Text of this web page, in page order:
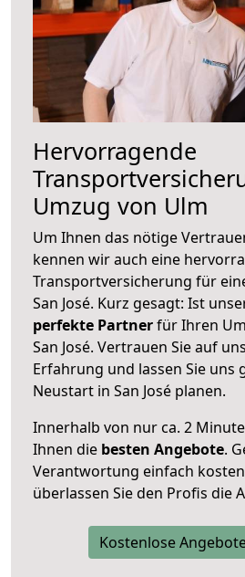
Hervorragende
Umzug von Ulm
Um Ihnen das nötige
kennen wir auch eine
Transportversicherung für
San José. Kurz gesagt: Ist
perfekte Partnerfür Ihren
San José. Vertrauen Sie auf
Erfahrung und lassen Sie uns
Neustart in San José planen.
Innerhalb von nur ca. 2
Ihnen die besten Angebote.
Verantwortung einfach
überlassen Sie den Profis die
Kostenlose